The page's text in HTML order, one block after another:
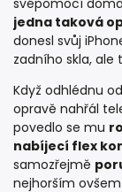
svépomocí
jedna taková
donesl svůj
zadního skla, ale
Když odhlédnu
opravě nahřál
povedlo se mu
nabíjecí flex
samozřejmě
nejhorším